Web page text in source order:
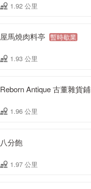
1.92 公里
屋馬燒肉料亭 暫時歇業
1.93 公里
Reborn Antique 古董雜貨鋪
1.96 公里
八分飽
1.97 公里